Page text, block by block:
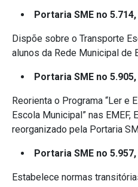
Portaria SME no
Dispõe sobre o Transporte
alunos da Rede Municipal de
Portaria SME no
Reorienta o Programa “Ler e
Escola Municipal” nas EMEF,
reorganizado pela Portaria
Portaria SME no
Estabelece normas